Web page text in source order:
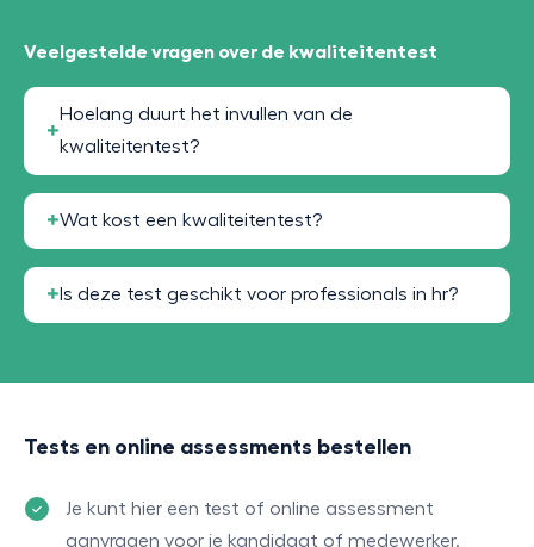
Veelgestelde vragen over de kwaliteitentest
Hoelang duurt het invullen van de
kwaliteitentest?
Wat kost een kwaliteitentest?
Is deze test geschikt voor professionals in hr?
Tests en online assessments bestellen
Je kunt hier een test of online assessment
aanvragen voor je kandidaat of medewerker.